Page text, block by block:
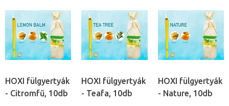
HOXI fülgyertyák
- Citromfű, 10db
HOXI fülgyertyák
- Teafa, 10db
HOXI fülgyertyák
- Nature, 10db